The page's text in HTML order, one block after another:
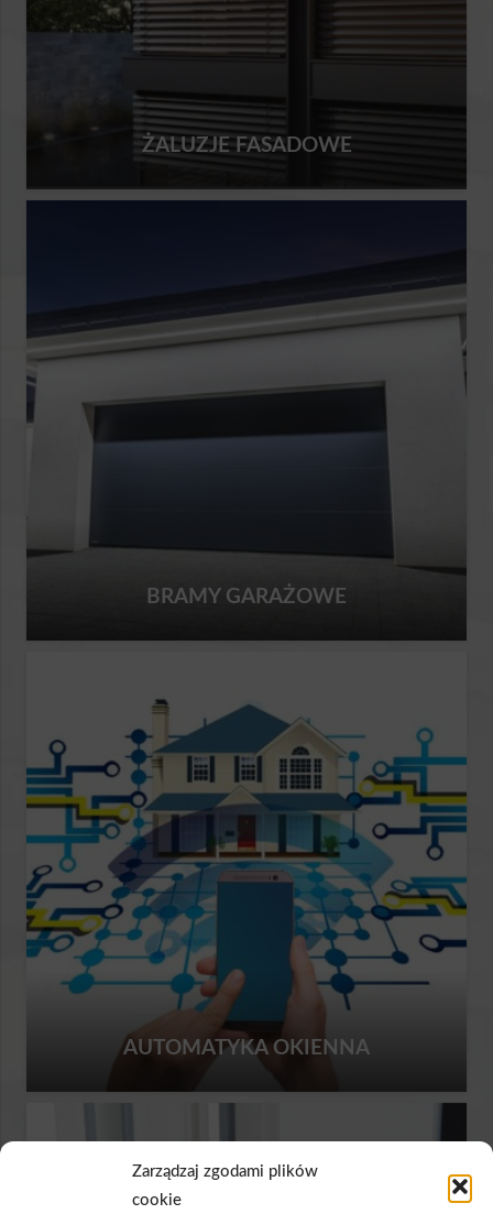
Zarządzaj zgodami plików
cookie
ŻALUZJE FASADOWE
BRAMY GARAŻOWE
AUTOMATYKA OKIENNA